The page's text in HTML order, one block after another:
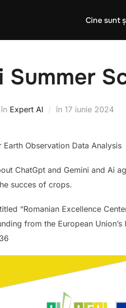
Cine sunt
Summer
în Expert AI în Publicat
17 iunie 2024
Observation Data Analysis
ChatGpt and Gemini and Ai
succes of crops.
“Romanian Excellence
from the European